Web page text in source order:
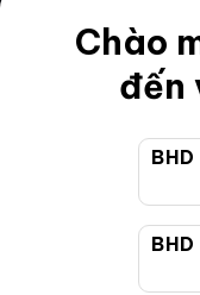
Chào
đến
Điều khoản
Hướng dẫn đặt vé
Chính sách bảo vệ
CHĂM SÓC